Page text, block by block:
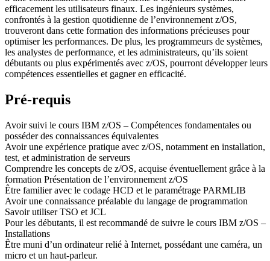
efficacement les utilisateurs finaux. Les ingénieurs systèmes,
confrontés à la gestion quotidienne de l’environnement z/OS,
trouveront dans cette formation des informations précieuses pour
optimiser les performances. De plus, les programmeurs de systèmes,
les analystes de performance, et les administrateurs, qu’ils soient
débutants ou plus expérimentés avec z/OS, pourront développer leurs
compétences essentielles et gagner en efficacité.
Pré-requis
Avoir suivi le cours IBM z/OS – Compétences fondamentales ou
posséder des connaissances équivalentes
Avoir une expérience pratique avec z/OS, notamment en installation,
test, et administration de serveurs
Comprendre les concepts de z/OS, acquise éventuellement grâce à la
formation Présentation de l’environnement z/OS
Être familier avec le codage HCD et le paramétrage PARMLIB
Avoir une connaissance préalable du langage de programmation
Savoir utiliser TSO et JCL
Pour les débutants, il est recommandé de suivre le cours IBM z/OS –
Installations
Être muni d’un ordinateur relié à Internet, possédant une caméra, un
micro et un haut-parleur.